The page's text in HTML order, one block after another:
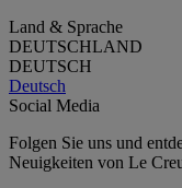
Land & Sprache
DEUTSCHLAND
DEUTSCH
Deutsch
Social Media
Folgen Sie uns und
Neuigkeiten von Le